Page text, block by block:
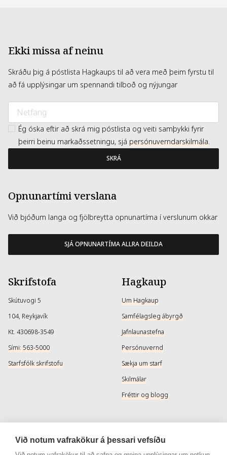
Ekki missa af neinu
Skráðu þig á póstlista Hagkaups til að vera með þeim fyrstu til
að fá upplýsingar um spennandi tilboð og nýjungar
Ég óska eftir að skrá mig póstlista og veiti samþykki fyrir
þeirri beinu markaðssetningu, sjá persónuverndarskilmála.
SKRÁ
Opnunartími verslana
Við bjóðum langa og fjölbreytta opnunartíma í verslunum okkar
SJÁ OPNUNARTÍMA ALLRA DEILDA
Skrifstofa
Skútuvogi 5
104, Reykjavík
Kt. 430698-3549
Sími: 563-5000
Starfsfólk skrifstofu
Hagkaup
Um Hagkaup
Samfélagsleg ábyrgð
Jafnlaunastefna
Persónuvernd
Sækja um starf
Skilmálar
Fréttir og blogg
Þjónusta
Afhendingarmöguleikar
Samfélagsmiðlar
Instagram
Við notum vafrakökur á þessari vefsíðu